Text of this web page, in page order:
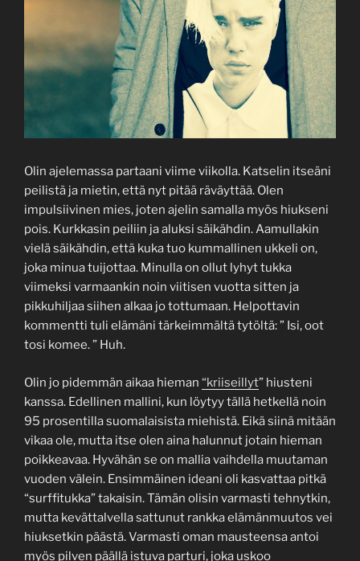
Olin ajelemassa partaani viime viikolla. Katselin itseäni
peilistä ja mietin, että nyt pitää räväyttää. Olen
impulsiivinen mies, joten ajelin samalla myös hiukseni
pois. Kurkkasin peiliin ja aluksi säikähdin. Aamullakin
vielä säikähdin, että kuka tuo kummallinen ukkeli on,
joka minua tuijottaa. Minulla on ollut lyhyt tukka
viimeksi varmaankin noin viitisen vuotta sitten ja
pikkuhiljaa siihen alkaa jo tottumaan. Helpottavin
kommentti tuli elämäni tärkeimmältä tytöltä: ” Isi, oot
tosi komee. ” Huh.
Olin jo pidemmän aikaa hieman “kriiseillyt” hiusteni
kanssa. Edellinen mallini, kun löytyy tällä hetkellä noin
95 prosentilla suomalaisista miehistä. Eikä siinä mitään
vikaa ole, mutta itse olen aina halunnut jotain hieman
poikkeavaa. Hyvähän se on mallia vaihdella muutaman
vuoden välein. Ensimmäinen ideani oli kasvattaa pitkä
“surffitukka” takaisin. Tämän olisin varmasti tehnytkin,
mutta kevättalvella sattunut rankka elämänmuutos vei
hiuksetkin päästä. Varmasti oman mausteensa antoi
myös pilven päällä istuva parturi, joka uskoo